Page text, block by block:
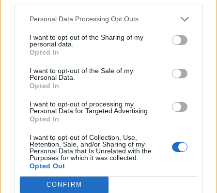
Personal Data Processing Opt Outs
I want to opt-out of the Sharing of my
personal data.
Opted In
I want to opt-out of the Sale of my
Personal Data.
Opted In
I want to opt-out of processing my
Personal Data for Targeted Advertising.
Opted In
I want to opt-out of Collection, Use,
Retention, Sale, and/or Sharing of my
Personal Data that Is Unrelated with the
Purposes for which it was collected.
Opted Out
CONFIRM
Forenanwärter
dann nochmal ein große Portion Geduld. Diese blöde Flöte
fällt Dir irgendwann, irgendwo vor die Füße.
Forenaufseher
Bei dieser Quest hilft einfach nur Geduld, mehr Geduld und dann
nochmal ein große Portion Geduld. Diese blöde Flöte fällt Dir
irgendwann, irgendwo vor die Füße.
-----------------------------------------------------------------------------
-----------------------------------------------------------------------------